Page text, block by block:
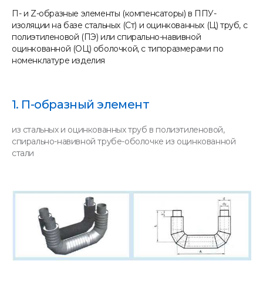
П- и Z-образные элементы (компенсаторы) в ППУ-
изоляции на базе стальных (Ст) и оцинкованных (Ц) труб, с
полиэтиленовой (ПЭ) или спирально-навивной
оцинкованной (ОЦ) оболочкой, с типоразмерами по
номенклатуре изделия
1. П-образный элемент
из стальных и оцинкованных труб в полиэтиленовой,
спирально-навивной трубе-оболочке из оцинкованной
стали